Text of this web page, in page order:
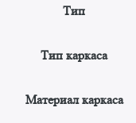
Тип
Тип каркаса
Материал каркаса